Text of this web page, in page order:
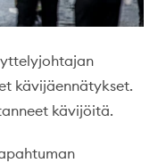
kävijäennätykset.
kävijöitä.